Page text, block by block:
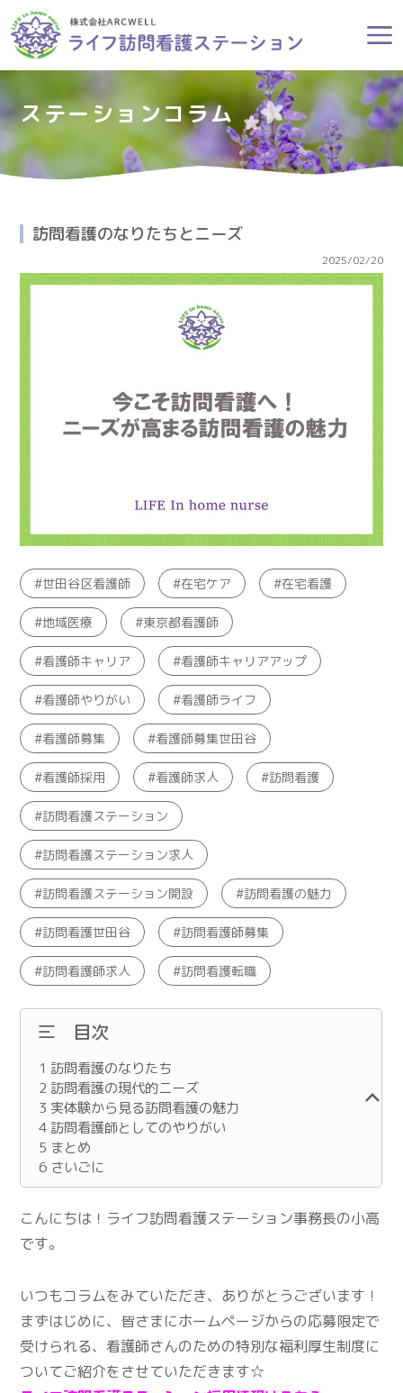
ステーションコラム
訪問看護のなりたちとニーズ
2025/02/20
世田谷区看護師 在宅ケア 在宅看護
地域医療 東京都看護師
看護師キャリア 看護師キャリアアップ
看護師やりがい 看護師ライフ
看護師募集 看護師募集世田谷
看護師採用 看護師求人 訪問看護
訪問看護ステーション
訪問看護ステーション求人
訪問看護ステーション開設 訪問看護の魅力
訪問看護世田谷 訪問看護師募集
訪問看護師求人 訪問看護転職
目次
1 訪問看護のなりたち
2 訪問看護の現代的ニーズ
3 実体験から見る訪問看護の魅力
4 訪問看護師としてのやりがい
5 まとめ
6 さいごに
こんにちは！ライフ訪問看護ステーション事務長の小高
です。
いつもコラムをみていただき、ありがとうございます！
まずはじめに、皆さまにホームページからの応募限定で
受けられる、看護師さんのための特別な福利厚生制度に
ついてご紹介をさせていただきます☆